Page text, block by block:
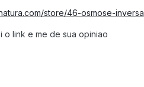
store/46-osmose-inversa
o link e me de sua opiniao